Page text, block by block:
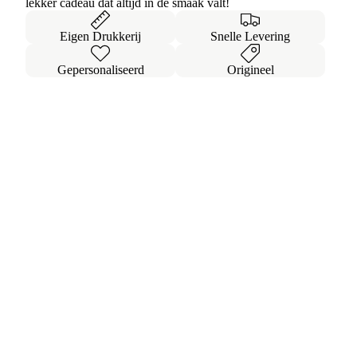
Eigen Drukkerij Snelle Levering
Gepersonaliseerd Origineel